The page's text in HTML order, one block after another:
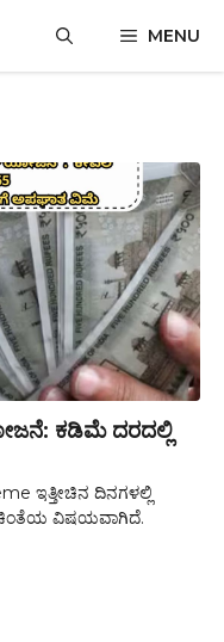
MENU
ಕಡಿಮೆ ದರದಲ್ಲಿ
ಇತ್ತೀಚಿನ ದಿನಗಳಲ್ಲಿ
ಚಿಂತೆಯ ವಿಷಯವಾಗಿದೆ.